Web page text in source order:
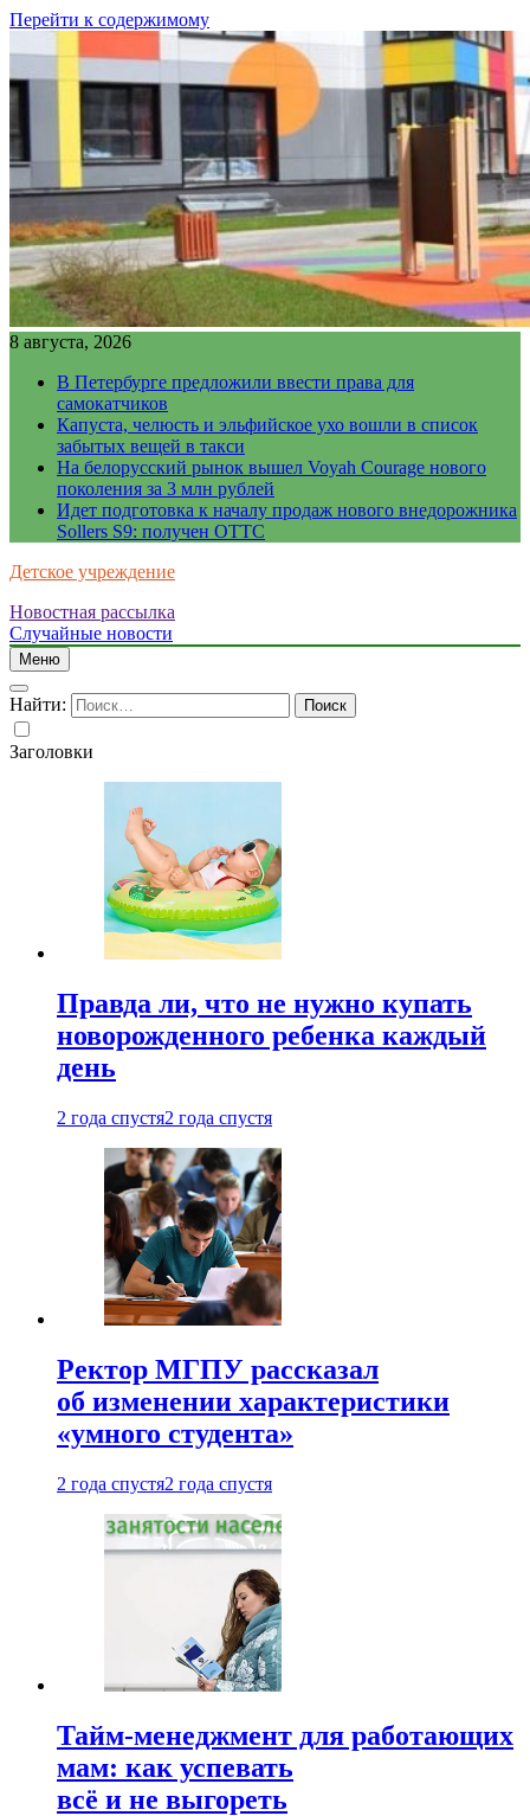
Перейти к содержимому
8 августа, 2026
В Петербурге предложили ввести права для
самокатчиков
Капуста, челюсть и эльфийское ухо вошли в список
забытых вещей в такси
На белорусский рынок вышел Voyah Courage нового
поколения за 3 млн рублей
Идет подготовка к началу продаж нового внедорожника
Sollers S9: получен ОТТС
Детское учреждение
Новостная рассылка
Случайные новости
Меню
Найти:
Заголовки
Правда ли, что не нужно купать
новорожденного ребенка каждый
день
2 года спустя2 года спустя
Ректор МГПУ рассказал
об изменении характеристики
«умного студента»
2 года спустя2 года спустя
Тайм-менеджмент для работающих
мам: как успевать
всё и не выгореть